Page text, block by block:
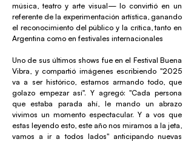
música, teatro y arte visual— lo convirtió en un
referente de la experimentación artística, ganando
el reconocimiento del público y la crítica, tanto en
Argentina como en festivales internacionales
Uno de sus últimos shows fue en el Festival Buena
Vibra, y compartió imágenes escribiendo "2025
va a ser histórico, estamos armando todo, que
golazo empezar así". Y agregó: "Cada persona
que estaba parada ahí, le mando un abrazo
vivimos un momento espectacular. Y a vos que
estas leyendo esto, este año nos miramos a la jeta,
vamos a ir a todos lados" anticipando nuevas